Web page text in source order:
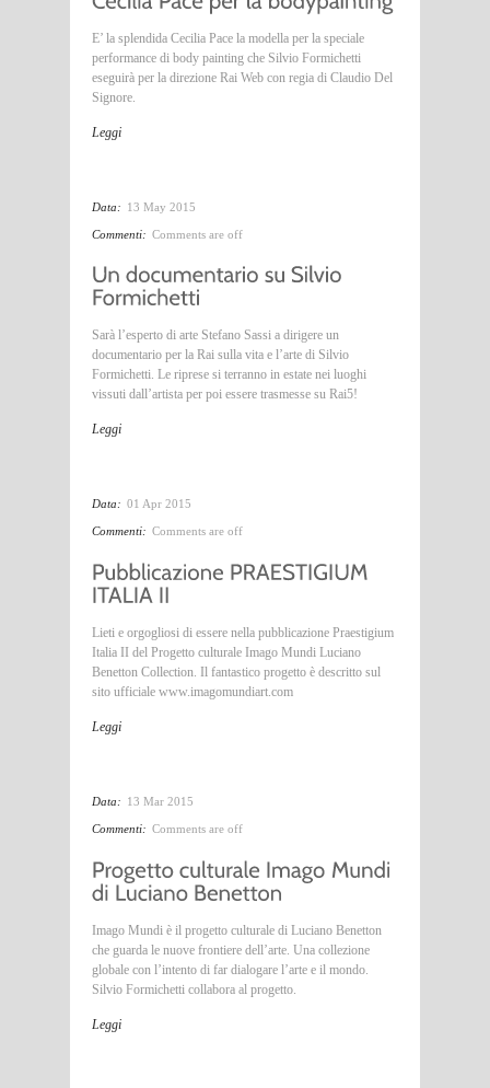
E’ la splendida Cecilia Pace la modella per la speciale
performance di body painting che Silvio Formichetti
eseguirà per la direzione Rai Web con regia di Claudio Del
Signore.
Leggi
Data: 13 May 2015
Commenti: Comments are off
Sarà l’esperto di arte Stefano Sassi a dirigere un
documentario per la Rai sulla vita e l’arte di Silvio
Formichetti. Le riprese si terranno in estate nei luoghi
vissuti dall’artista per poi essere trasmesse su Rai5!
Leggi
Data: 01 Apr 2015
Commenti: Comments are off
Lieti e orgogliosi di essere nella pubblicazione Praestigium
Italia II del Progetto culturale Imago Mundi Luciano
Benetton Collection. Il fantastico progetto è descritto sul
sito ufficiale www.imagomundiart.com
Leggi
Data: 13 Mar 2015
Commenti: Comments are off
Imago Mundi è il progetto culturale di Luciano Benetton
che guarda le nuove frontiere dell’arte. Una collezione
globale con l’intento di far dialogare l’arte e il mondo.
Silvio Formichetti collabora al progetto.
Leggi